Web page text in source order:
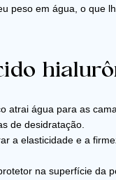
peso em água, o que
atrai água para as
de desidratação.
a elasticidade e a
na superfície da